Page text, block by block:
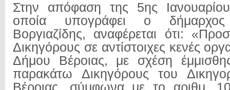
Στην απόφαση της 5ης
οποία υπογράφει ο δήμαρχος
Βοργιαζίδης, αναφέρεται ότι:
Δικηγόρους σε αντίστοιχες κενές
Δήμου Βέροιας, με σχέση
παρακάτω Δικηγόρους του
Βέροιας, σύμφωνα με το αριθμ.